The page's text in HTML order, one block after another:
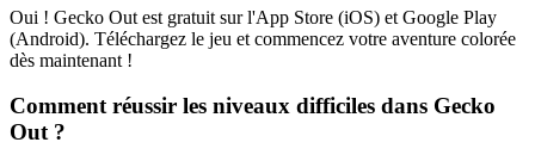
Oui ! Gecko Out est gratuit sur l'App Store (iOS) et Google Play
(Android). Téléchargez le jeu et commencez votre aventure colorée
dès maintenant !
Comment réussir les niveaux difficiles dans Gecko
Out ?